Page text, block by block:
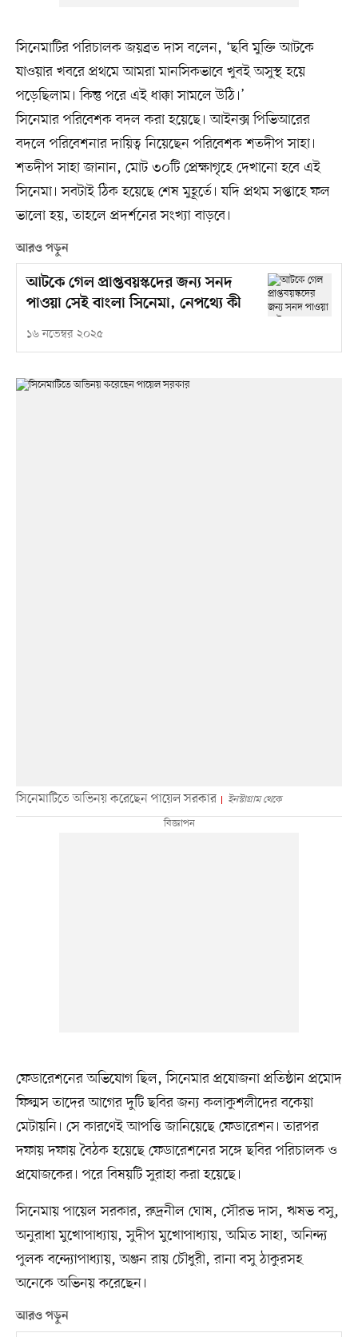
সিনেমাটির পরিচালক জয়ব্রত দাস বলেন, ‘ছবি মুক্তি আটকে
যাওয়ার খবরে প্রথমে আমরা মানসিকভাবে খুবই অসুস্থ হয়ে
পড়েছিলাম। কিন্তু পরে এই ধাক্কা সামলে উঠি।’
সিনেমার পরিবেশক বদল করা হয়েছে। আইনক্স পিভিআরের
বদলে পরিবেশনার দায়িত্ব নিয়েছেন পরিবেশক শতদীপ সাহা।
শতদীপ সাহা জানান, মোট ৩০টি প্রেক্ষাগৃহে দেখানো হবে এই
সিনেমা। সবটাই ঠিক হয়েছে শেষ মুহূর্তে। যদি প্রথম সপ্তাহে ফল
ভালো হয়, তাহলে প্রদর্শনের সংখ্যা বাড়বে।
আরও পড়ুন
আটকে গেল প্রাপ্তবয়স্কদের জন্য সনদ
পাওয়া সেই বাংলা সিনেমা, নেপথ্যে কী
১৬ নভেম্বর ২০২৫
সিনেমাটিতে অভিনয় করেছেন পায়েল সরকার ইনস্টাগ্রাম থেকে
ফেডারেশনের অভিযোগ ছিল, সিনেমার প্রযোজনা প্রতিষ্ঠান প্রমোদ
ফিল্মস তাদের আগের দুটি ছবির জন্য কলাকুশলীদের বকেয়া
মেটায়নি। সে কারণেই আপত্তি জানিয়েছে ফেডারেশন। তারপর
দফায় দফায় বৈঠক হয়েছে ফেডারেশনের সঙ্গে ছবির পরিচালক ও
প্রযোজকের। পরে বিষয়টি সুরাহা করা হয়েছে।
সিনেমায় পায়েল সরকার, রুদ্রনীল ঘোষ, সৌরভ দাস, ঋষভ বসু,
অনুরাধা মুখোপাধ্যায়, সুদীপ মুখোপাধ্যায়, অমিত সাহা, অনিন্দ্য
পুলক বন্দ্যোপাধ্যায়, অঞ্জন রায় চৌধুরী, রানা বসু ঠাকুরসহ
অনেকে অভিনয় করেছেন।
আরও পড়ুন